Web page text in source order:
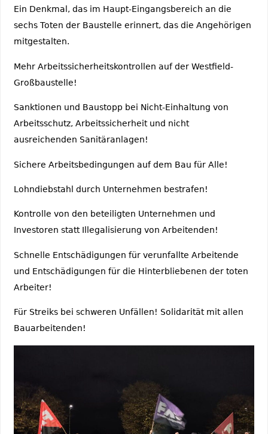
Ein Denkmal, das im Haupt-Eingangsbereich an die
sechs Toten der Baustelle erinnert, das die Angehörigen
mitgestalten.
Mehr Arbeitssicherheitskontrollen auf der Westfield-
Großbaustelle!
Sanktionen und Baustopp bei Nicht-Einhaltung von
Arbeitsschutz, Arbeitssicherheit und nicht
ausreichenden Sanitäranlagen!
Sichere Arbeitsbedingungen auf dem Bau für Alle!
Lohndiebstahl durch Unternehmen bestrafen!
Kontrolle von den beteiligten Unternehmen und
Investoren statt Illegalisierung von Arbeitenden!
Schnelle Entschädigungen für verunfallte Arbeitende
und Entschädigungen für die Hinterbliebenen der toten
Arbeiter!
Für Streiks bei schweren Unfällen! Solidarität mit allen
Bauarbeitenden!